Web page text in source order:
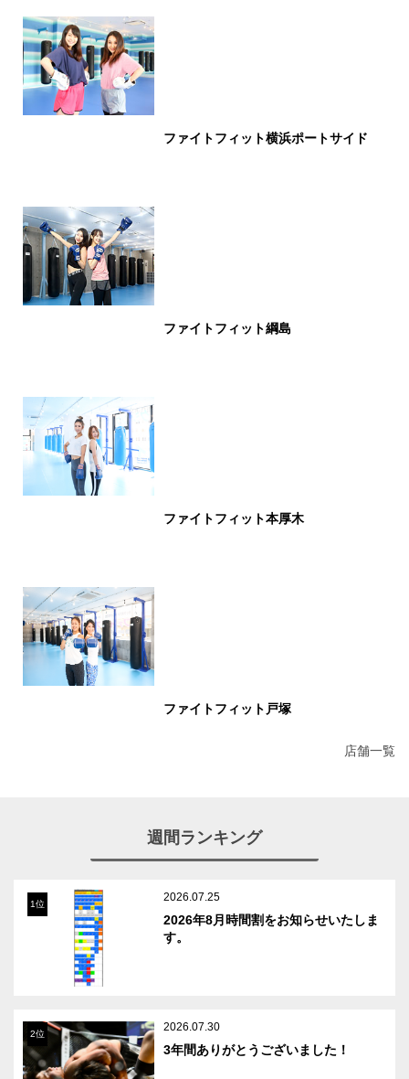
ファイトフィット横浜ポートサイド
ファイトフィット綱島
ファイトフィット本厚木
ファイトフィット戸塚
店舗一覧
週間ランキング
1位
2026.07.25
2026年8月時間割をお知らせいたしま
す。
2位
2026.07.30
3年間ありがとうございました！